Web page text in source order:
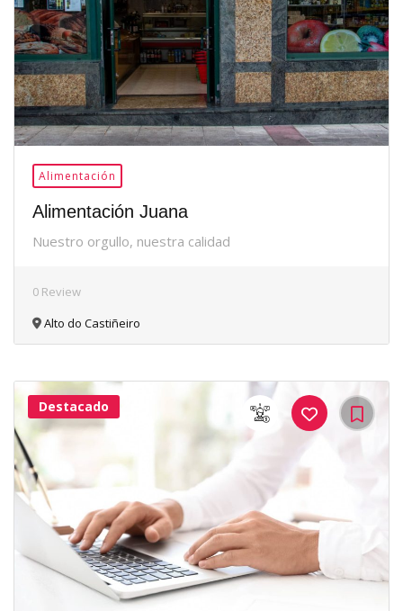
Alimentación
Alimentación Juana
Nuestro orgullo, nuestra calidad
0 Review
Alto do Castiñeiro
36Me
Gusta
Destacado